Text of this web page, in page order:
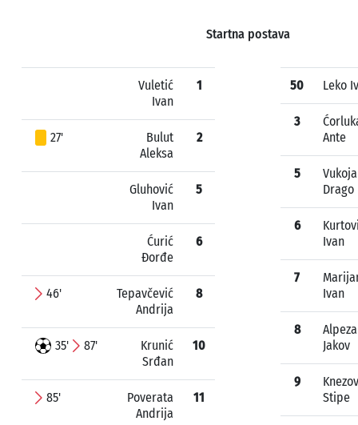
Startna postava
Vuletić
Ivan
1
27'
Bulut
Aleksa
2
Gluhović
Ivan
5
Ćurić
Đorđe
6
46'
Tepavčević
Andrija
8
35' 87'
Krunić
Srđan
10
85'
Poverata
Andrija
11
50 Leko
3
Ante
5
Vukoja
Drago
6
Ivan
7
Ivan
8
Alpeza
Jakov
9
Stipe